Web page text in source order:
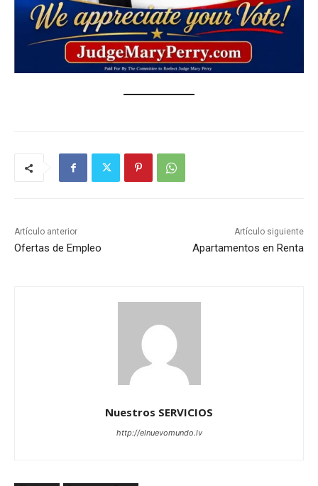
Artículo anterior
Ofertas de Empleo
Artículo siguiente
Apartamentos en Renta
Nuestros SERVICIOS
http://elnuevomundo.lv